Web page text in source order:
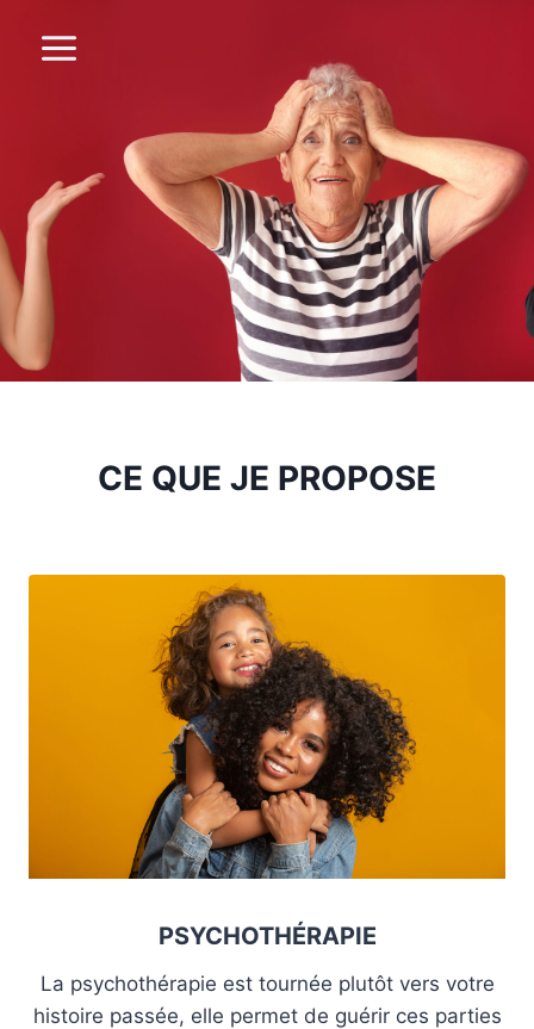
CE QUE JE PROPOSE
PSYCHOTHÉRAPIE
La psychothérapie est tournée plutôt vers votre
histoire passée, elle permet de guérir ces parties